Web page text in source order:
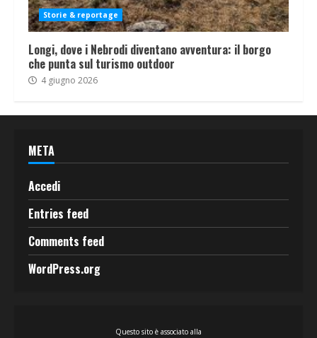
Storie & reportage
Longi, dove i Nebrodi diventano avventura: il borgo
che punta sul turismo outdoor
4 giugno 2026
META
Accedi
Entries feed
Comments feed
WordPress.org
Questo sito è associato alla